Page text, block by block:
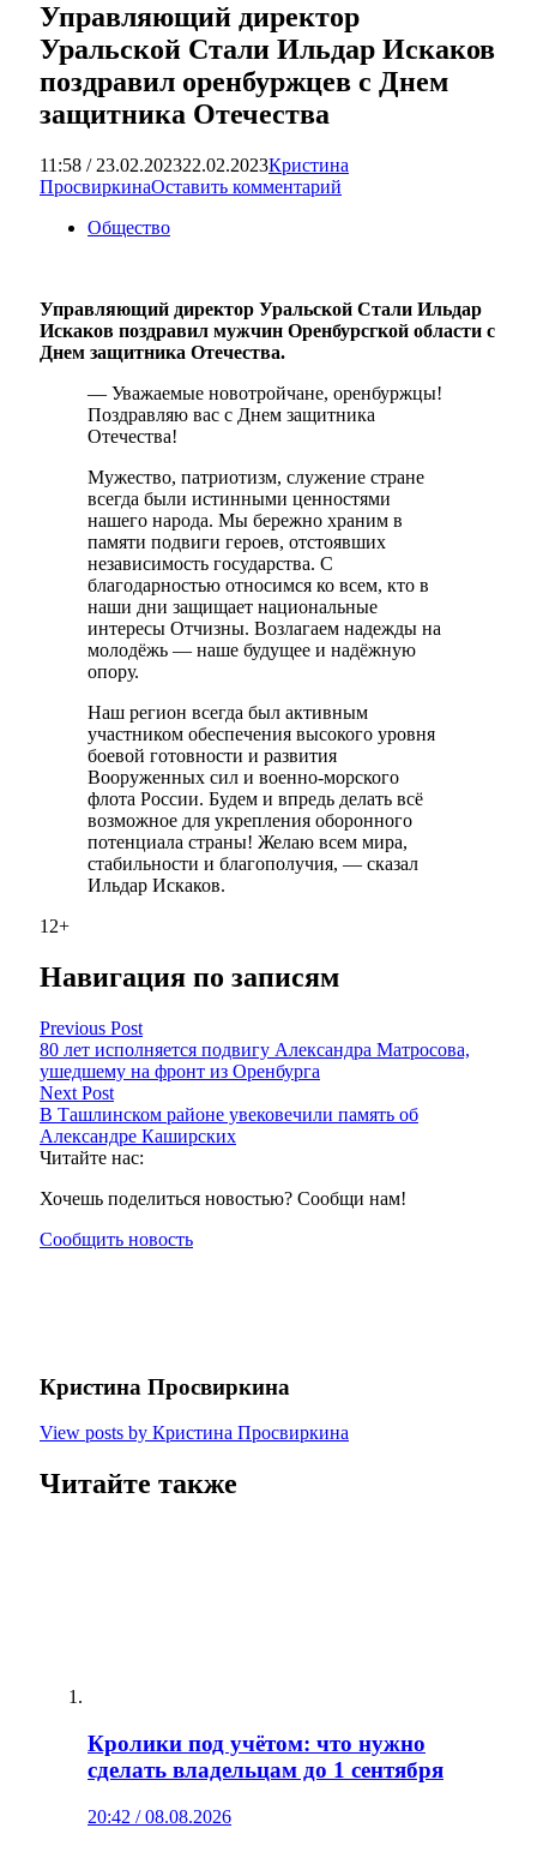
Управляющий директор
Уральской Стали Ильдар Искаков
поздравил оренбуржцев с Днем
защитника Отечества
11:58 / 23.02.202322.02.2023Кристина
ПросвиркинаОставить комментарий
Общество
Управляющий директор Уральской Стали Ильдар
Искаков поздравил мужчин Оренбурсгкой области с
Днем защитника Отечества.
— Уважаемые новотройчане, оренбуржцы!
Поздравляю вас с Днем защитника
Отечества!
Мужество, патриотизм, служение стране
всегда были истинными ценностями
нашего народа. Мы бережно храним в
памяти подвиги героев, отстоявших
независимость государства. С
благодарностью относимся ко всем, кто в
наши дни защищает национальные
интересы Отчизны. Возлагаем надежды на
молодёжь — наше будущее и надёжную
опору.
Наш регион всегда был активным
участником обеспечения высокого уровня
боевой готовности и развития
Вооруженных сил и военно-морского
флота России. Будем и впредь делать всё
возможное для укрепления оборонного
потенциала страны! Желаю всем мира,
стабильности и благополучия, — сказал
Ильдар Искаков.
12+
Навигация по записям
Previous Post
80 лет исполняется подвигу Александра Матросова,
ушедшему на фронт из Оренбурга
Next Post
В Ташлинском районе увековечили память об
Александре Каширских
Читайте нас:
Хочешь поделиться новостью? Сообщи нам!
Сообщить новость
Кристина Просвиркина
View posts by Кристина Просвиркина
Читайте также
Кролики под учётом: что нужно
сделать владельцам до 1 сентября
20:42 / 08.08.2026